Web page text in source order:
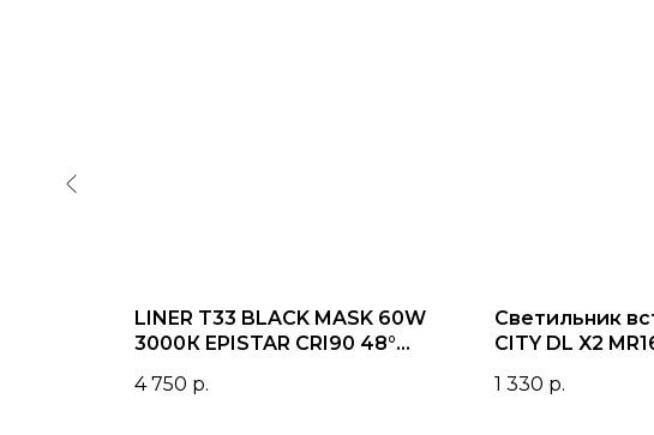
LINER T33 BLACK MASK 60W
3000К EPISTAR CRI90 48°
1204x33x34mm | 220V
4 750 р.
Светильник
CITY DL X2
1 330 р.